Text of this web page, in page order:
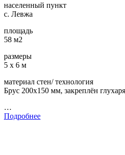
населенный пункт
с. Левжа
площадь
58 м2
размеры
5 х 6 м
материал стен/ технология
Брус 200х150 мм, закреплён
…
Подробнее